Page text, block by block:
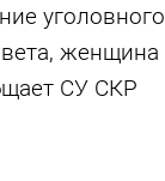
уголовного
женщина
СУ СКР